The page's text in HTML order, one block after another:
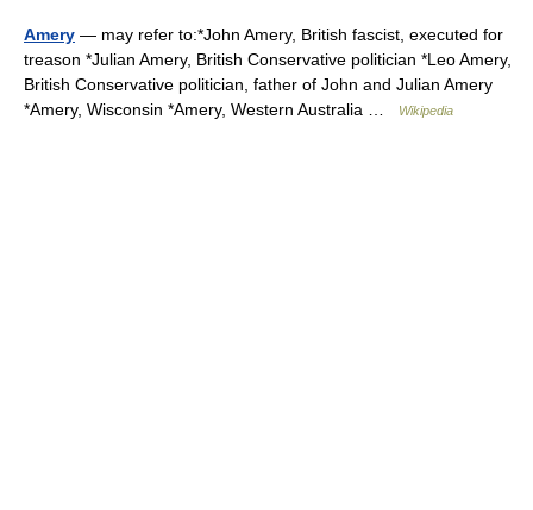
Amery — may refer to:*John Amery, British fascist, executed for
treason *Julian Amery, British Conservative politician *Leo Amery,
British Conservative politician, father of John and Julian Amery
*Amery, Wisconsin *Amery, Western Australia …
Wikipedia